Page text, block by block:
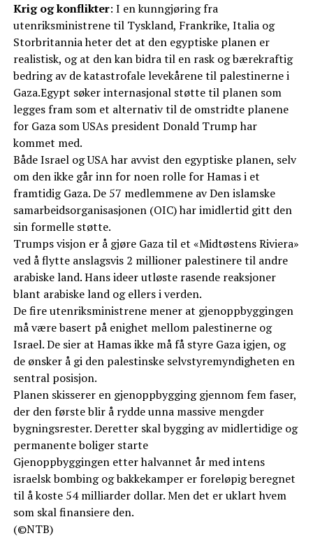
Krig og konflikter: I en kunngjøring fra
utenriksministrene til Tyskland, Frankrike, Italia og
Storbritannia heter det at den egyptiske planen er
realistisk, og at den kan bidra til en rask og bærekraftig
bedring av de katastrofale levekårene til palestinerne i
Gaza.Egypt søker internasjonal støtte til planen som
legges fram som et alternativ til de omstridte planene
for Gaza som USAs president Donald Trump har
kommet med.
Både Israel og USA har avvist den egyptiske planen, selv
om den ikke går inn for noen rolle for Hamas i et
framtidig Gaza. De 57 medlemmene av Den islamske
samarbeidsorganisasjonen (OIC) har imidlertid gitt den
sin formelle støtte.
Trumps visjon er å gjøre Gaza til et «Midtøstens Riviera»
ved å flytte anslagsvis 2 millioner palestinere til andre
arabiske land. Hans ideer utløste rasende reaksjoner
blant arabiske land og ellers i verden.
De fire utenriksministrene mener at gjenoppbyggingen
må være basert på enighet mellom palestinerne og
Israel. De sier at Hamas ikke må få styre Gaza igjen, og
de ønsker å gi den palestinske selvstyremyndigheten en
sentral posisjon.
Planen skisserer en gjenoppbygging gjennom fem faser,
der den første blir å rydde unna massive mengder
bygningsrester. Deretter skal bygging av midlertidige og
permanente boliger starte
Gjenoppbyggingen etter halvannet år med intens
israelsk bombing og bakkekamper er foreløpig beregnet
til å koste 54 milliarder dollar. Men det er uklart hvem
som skal finansiere den.
(©NTB)